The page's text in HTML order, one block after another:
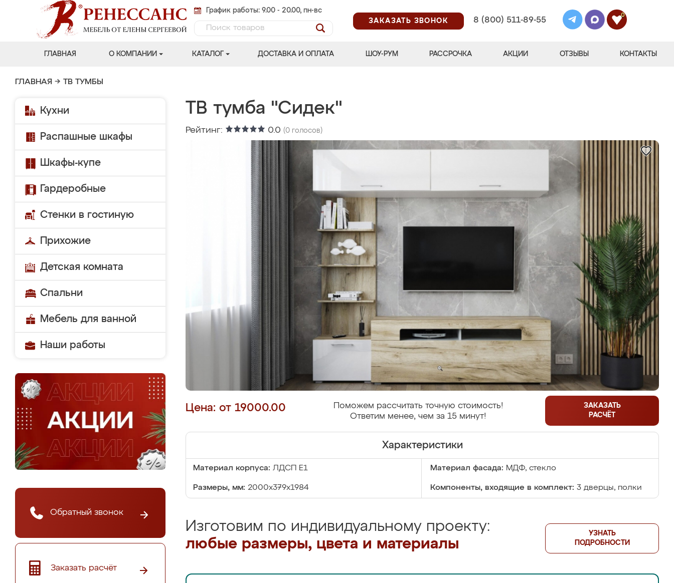
График работы: 9.00 - 20.00, пн-вс
ЗАКАЗАТЬ ЗВОНОК
8 (800) 511-89-55
0
ГЛАВНАЯ О КОМПАНИИ КАТАЛОГ ДОСТАВКА И ОПЛАТА ШОУ-РУМ РАССРОЧКА АКЦИИ ОТЗЫВЫ КОНТАКТЫ
ГЛАВНАЯ → ТВ ТУМБЫ
Кухни
Распашные шкафы
Шкафы-купе
Гардеробные
Стенки в гостиную
Прихожие
Детская комната
Спальни
Мебель для ванной
Наши работы
Обратный звонок
Заказать расчёт
ТВ тумба "Сидек"
Рейтинг: 0.0 (0 голосов)
Цена: от 19000.00
Поможем рассчитать точную стоимость!
Ответим менее, чем за 15 минут!
ЗАКАЗАТЬ
РАСЧЁТ
Характеристики
Материал корпуса: ЛДСП Е1 Материал фасада: МДФ, стекло
Размеры, мм: 2000x379x1984 Компоненты, входящие в комплект: 3 дверцы, полки
Изготовим по индивидуальному проекту:
любые размеры, цвета и материалы
УЗНАТЬ
ПОДРОБНОСТИ